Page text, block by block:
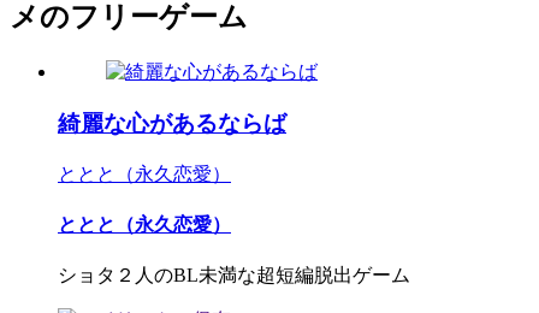
メのフリーゲーム
綺麗な心があるならば
ととと（永久恋愛）
ととと（永久恋愛）
ショタ２人のBL未満な超短編脱出ゲーム